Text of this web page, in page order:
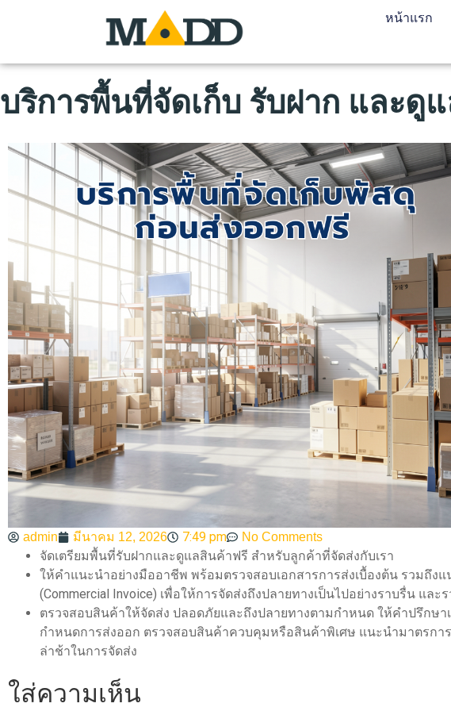
หน้าแรก
บริการพื้นที่จัดเก็บ รับฝาก และดู
admin มีนาคม 12, 2026 7:49 pm No Comments
จัดเตรียมพื้นที่รับฝากและดูแลสินค้าฟรี สำหรับลูกค้าที่จัดส่งกับเรา
ให้คำแนะนำอย่างมืออาชีพ พร้อมตรวจสอบเอกสารการส่งเบื้องต้น รวมถึง
(Commercial Invoice) เพื่อให้การจัดส่งถึงปลายทางเป็นไปอย่างราบรื่น แล
ตรวจสอบสินค้าให้จัดส่ง ปลอดภัยและถึงปลายทางตามกำหนด ให้คำปรึกษา
กำหนดการส่งออก ตรวจสอบสินค้าควบคุมหรือสินค้าพิเศษ แนะนำมาตรกา
ล่าช้าในการจัดส่ง
ใส่ความเห็น